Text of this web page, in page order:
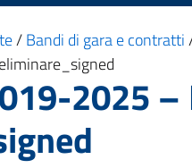
/Bandi di gara e contratti
2025